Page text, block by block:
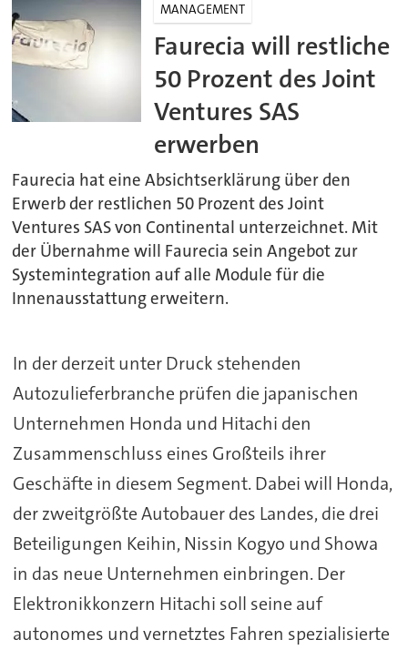
MANAGEMENT
Faurecia will restliche
50 Prozent des Joint
Ventures SAS
erwerben
Faurecia hat eine Absichtserklärung über den
Erwerb der restlichen 50 Prozent des Joint
Ventures SAS von Continental unterzeichnet. Mit
der Übernahme will Faurecia sein Angebot zur
Systemintegration auf alle Module für die
Innenausstattung erweitern.
In der derzeit unter Druck stehenden
Autozulieferbranche prüfen die japanischen
Unternehmen Honda und Hitachi den
Zusammenschluss eines Großteils ihrer
Geschäfte in diesem Segment. Dabei will Honda,
der zweitgrößte Autobauer des Landes, die drei
Beteiligungen Keihin, Nissin Kogyo und Showa
in das neue Unternehmen einbringen. Der
Elektronikkonzern Hitachi soll seine auf
autonomes und vernetztes Fahren spezialisierte